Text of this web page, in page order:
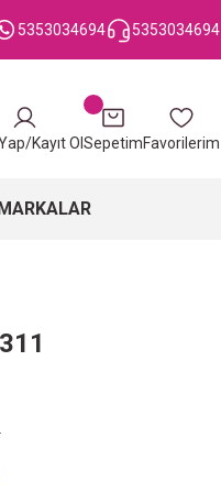
5353034694 5353034694
Kayıt Ol SepetimFavorilerim